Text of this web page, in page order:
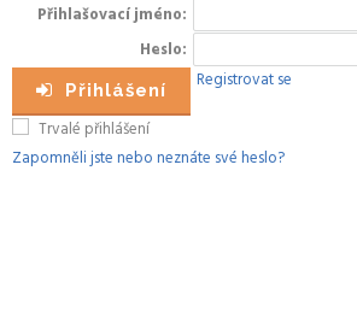
Přihlašovací jméno
Heslo
Přihlášení
Registrovat se
Trvalé přihlášení
Zapomněli jste nebo neznáte své heslo?